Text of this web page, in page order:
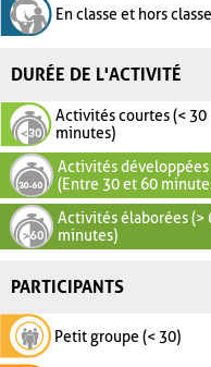
En classe et hors classe
DURÉE DE L'ACTIVITÉ
Activités courtes (< 30
minutes)
Activités développées
(Entre 30 et 60
Activités élaborées (>
minutes)
PARTICIPANTS
Petit groupe (< 30)